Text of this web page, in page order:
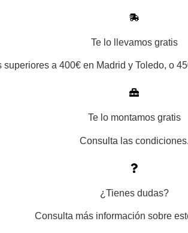
Te lo llevamos gratis
superiores a 400€ en Madrid y Toledo, o
Te lo montamos gratis
Consulta las condiciones.
¿Tienes dudas?
Consulta más información sobre